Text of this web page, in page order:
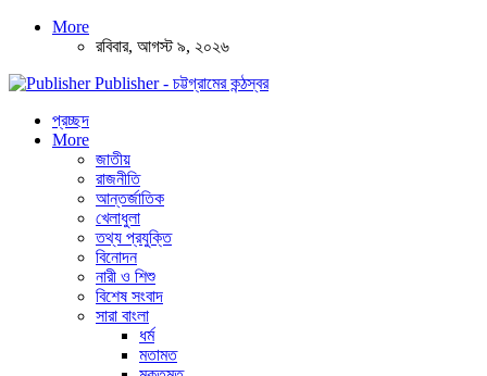
More
রবিবার, আগস্ট ৯, ২০২৬
Publisher - চট্টগ্রামের কন্ঠস্বর
প্রচ্ছদ
More
জাতীয়
রাজনীতি
আন্তর্জাতিক
খেলাধুলা
তথ্য প্রযুক্তি
বিনোদন
নারী ও শিশু
বিশেষ সংবাদ
সারা বাংলা
ধর্ম
মতামত